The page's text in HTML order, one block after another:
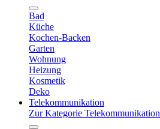
Bad
Küche
Kochen-Backen
Garten
Wohnung
Heizung
Kosmetik
Deko
Telekommunikation
Zur Kategorie Telekommunikation